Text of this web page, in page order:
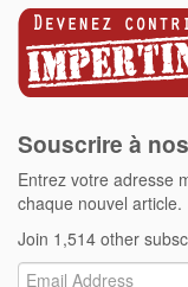
Souscrire à
Entrez votre adresse
chaque nouvel article.
Join 1,514 other
Email